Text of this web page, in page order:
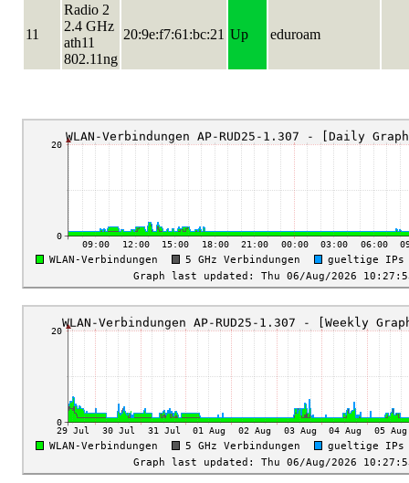
11
Radio 2
2.4 GHz
ath11
802.11ng
20:9e:f7:61:bc:21 Up eduroam